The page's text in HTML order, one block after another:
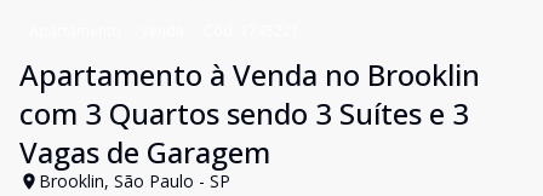
Apartamento à Venda no Brooklin
com 3 Quartos sendo 3 Suítes e 3
Vagas de Garagem
Brooklin, São Paulo - SP